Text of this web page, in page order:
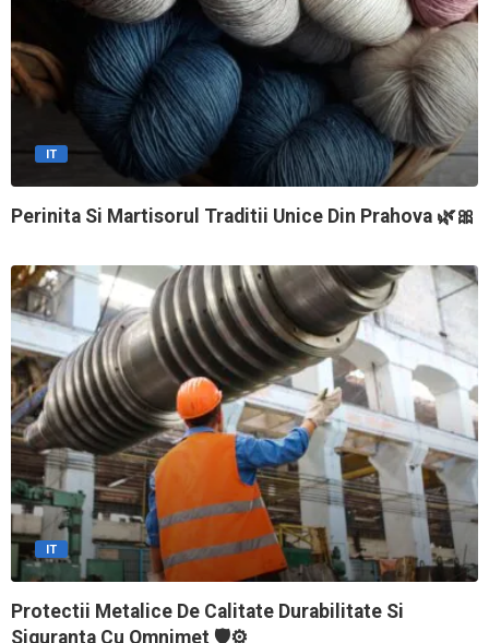
IT
Perinita Si Martisorul Traditii Unice Din Prahova 🌿🎀
IT
Protectii Metalice De Calitate Durabilitate Si
Siguranta Cu Omnimet 🛡️⚙️